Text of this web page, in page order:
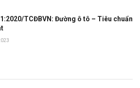
TCĐBVN: Đường ô tô – Tiêu chuẩn